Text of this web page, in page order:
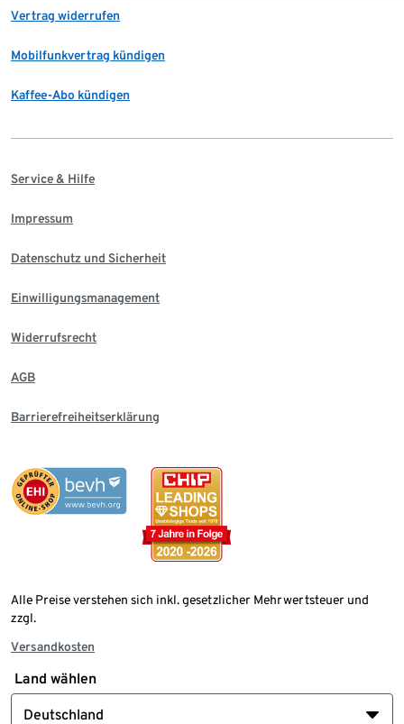
Vertrag widerrufen
Mobilfunkvertrag kündigen
Kaffee-Abo kündigen
Service & Hilfe
Impressum
Datenschutz und Sicherheit
Einwilligungsmanagement
Widerrufsrecht
AGB
Barrierefreiheitserklärung
Alle Preise verstehen sich inkl. gesetzlicher Mehrwertsteuer und
zzgl.
Versandkosten
Land wählen
Deutschland